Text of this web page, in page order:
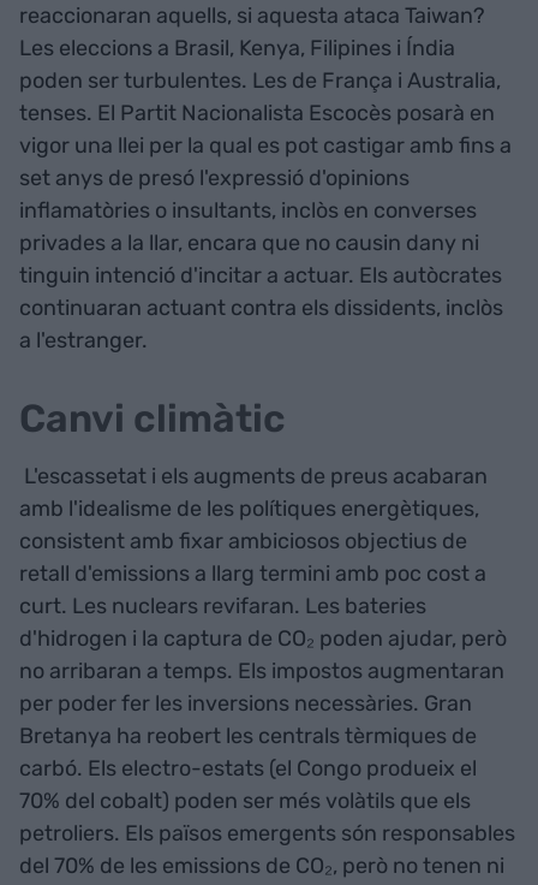
reaccionaran aquells, si aquesta ataca Taiwan?
Les eleccions a Brasil, Kenya, Filipines i Índia
poden ser turbulentes. Les de França i Australia,
tenses. El Partit Nacionalista Escocès posarà en
vigor una llei per la qual es pot castigar amb fins a
set anys de presó l'expressió d'opinions
inflamatòries o insultants, inclòs en converses
privades a la llar, encara que no causin dany ni
tinguin intenció d'incitar a actuar. Els autòcrates
continuaran actuant contra els dissidents, inclòs
a l'estranger.
Canvi climàtic
L'escassetat i els augments de preus acabaran
amb l'idealisme de les polítiques energètiques,
consistent amb fixar ambiciosos objectius de
retall d'emissions a llarg termini amb poc cost a
curt. Les nuclears revifaran. Les bateries
d'hidrogen i la captura de CO₂ poden ajudar, però
no arribaran a temps. Els impostos augmentaran
per poder fer les inversions necessàries. Gran
Bretanya ha reobert les centrals tèrmiques de
carbó. Els electro-estats (el Congo produeix el
70% del cobalt) poden ser més volàtils que els
petroliers. Els països emergents són responsables
del 70% de les emissions de CO₂, però no tenen ni